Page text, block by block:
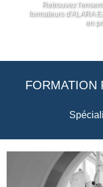
Retrouvez
formateurs d'ALARA
en
FORMATION